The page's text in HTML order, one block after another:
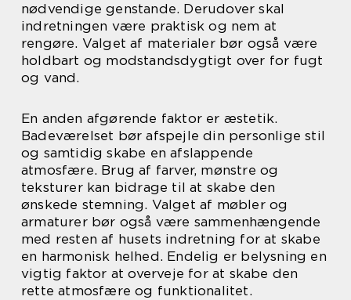
nødvendige genstande. Derudover skal
indretningen være praktisk og nem at
rengøre. Valget af materialer bør også være
holdbart og modstandsdygtigt over for fugt
og vand.
En anden afgørende faktor er æstetik.
Badeværelset bør afspejle din personlige stil
og samtidig skabe en afslappende
atmosfære. Brug af farver, mønstre og
teksturer kan bidrage til at skabe den
ønskede stemning. Valget af møbler og
armaturer bør også være sammenhængende
med resten af husets indretning for at skabe
en harmonisk helhed. Endelig er belysning en
vigtig faktor at overveje for at skabe den
rette atmosfære og funktionalitet.